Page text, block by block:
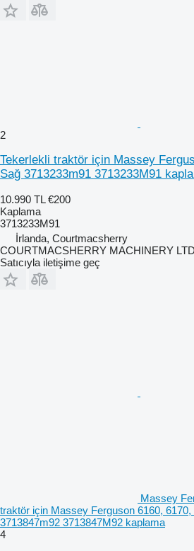
2
Tekerlekli traktör için Massey
Sağ 3713233m91 3713233M91
10.990 TL €200
Kaplama
3713233M91
İrlanda, Courtmacsherry
COURTMACSHERRY MACHINERY LTD
Satıcıyla iletişime geç
Massey
traktör için Massey Ferguson 6160,
3713847m92 3713847M92 kaplama
4